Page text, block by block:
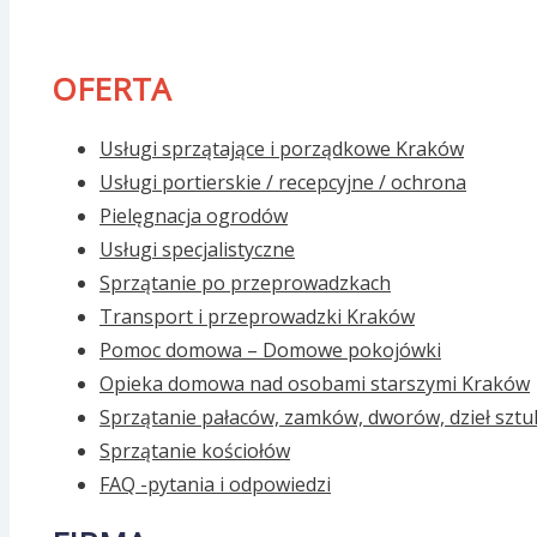
OFERTA
Usługi sprzątające i porządkowe Kraków
Usługi portierskie / recepcyjne / ochrona
Pielęgnacja ogrodów
Usługi specjalistyczne
Sprzątanie po przeprowadzkach
Transport i przeprowadzki Kraków
Pomoc domowa – Domowe pokojówki
Opieka domowa nad osobami starszymi Kraków
Sprzątanie pałaców, zamków, dworów, dzieł
Sprzątanie kościołów
FAQ -pytania i odpowiedzi